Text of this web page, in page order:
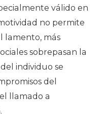
válido en
no permite
lamento, más
sobrepasan la
individuo se
del
llamado a